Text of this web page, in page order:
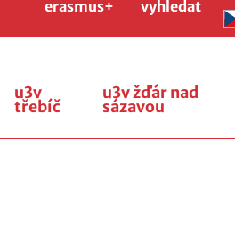
erasmus+ vyhledat
u3v
třebíč
u3v žďár nad
sázavou